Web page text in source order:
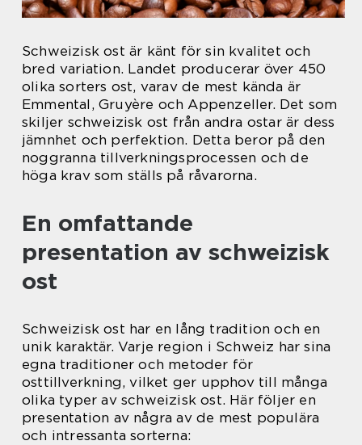
Schweizisk ost är känt för sin kvalitet och
bred variation. Landet producerar över 450
olika sorters ost, varav de mest kända är
Emmental, Gruyère och Appenzeller. Det som
skiljer schweizisk ost från andra ostar är dess
jämnhet och perfektion. Detta beror på den
noggranna tillverkningsprocessen och de
höga krav som ställs på råvarorna.
En omfattande
presentation av schweizisk
ost
Schweizisk ost har en lång tradition och en
unik karaktär. Varje region i Schweiz har sina
egna traditioner och metoder för
osttillverkning, vilket ger upphov till många
olika typer av schweizisk ost. Här följer en
presentation av några av de mest populära
och intressanta sorterna: